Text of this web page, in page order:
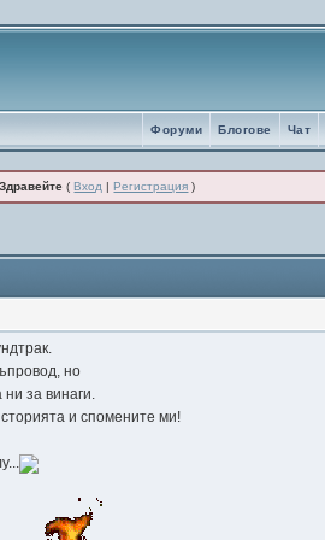
Чат
Блогове
Форуми
Здравейте (Вход |Регистрация )
но
ни за винаги.
и спомените ми!